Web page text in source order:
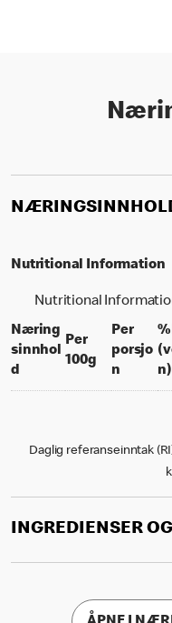
Nutritional Information
Nutritional
Næring
sinnhol
d
Per
100gper 100
Per
porsjo
nper
n)
Daglig referanseinntak
INGREDIENSER